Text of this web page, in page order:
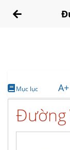
Mục lục A+
Đường